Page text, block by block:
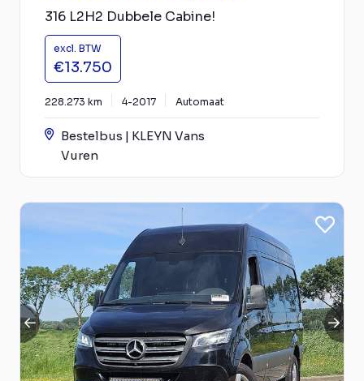
316 L2H2 Dubbele Cabine!
excl. BTW
€13.750
228.273 km 4-2017 Automaat
Bestelbus | KLEYN Vans
Vuren